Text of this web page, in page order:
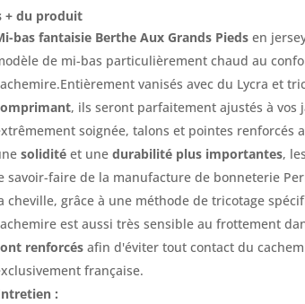
+ du produit
bas fantaisie Berthe Aux Grands Pieds en
de mi-bas particulièrement chaud au
vanisés avec du Lycra et
, ils seront parfaitement ajustés à
soignée, talons et pointes
solidité et unedurabilité plus importantes,
savoir-faire de la manufacture de bonneterie
cheville, grâce à une méthode de tricotage
est aussi très sensible au frottement
renforcés afin d'éviter tout contact du
française.
: